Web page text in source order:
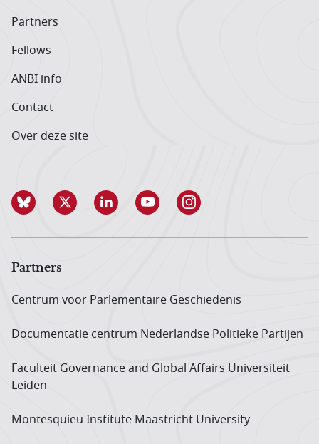
Partners
Fellows
ANBI info
Contact
Over deze site
Partners
Centrum voor Parlementaire Geschiedenis
Documentatie centrum Neder­landse Politieke Partijen
Faculteit Governance and Global Affairs Universiteit
Leiden
Montesquieu Institute Maastricht University